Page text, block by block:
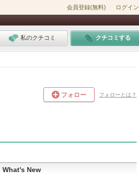
会員登録(無料) ログイン
私のクチコミ クチコミする
フォロー フォローとは？
What's New